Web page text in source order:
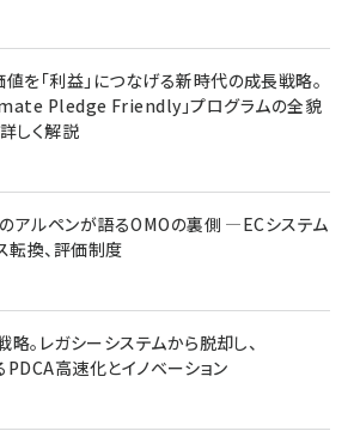
を「利益」につなげる新時代の成長戦略。
Pledge Friendly」プログラムの全貌
しく解説
アルペンが語るOMOの裏側 ―ECシステム
転換、評価制度
。レガシーシステムから脱却し、
PDCA高速化とイノベーション